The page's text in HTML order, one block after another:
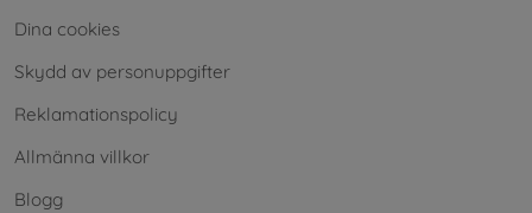
Dina cookies
Skydd av personuppgifter
Reklamationspolicy
Allmänna villkor
Blogg